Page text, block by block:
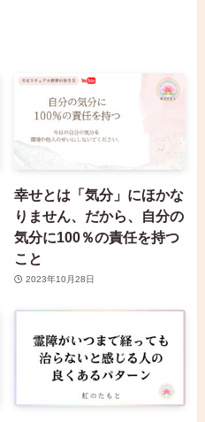
幸せとは「気分」にほかな
りません、だから、自分の
気分に100％の責任を持つ
こと
2023年10月28日